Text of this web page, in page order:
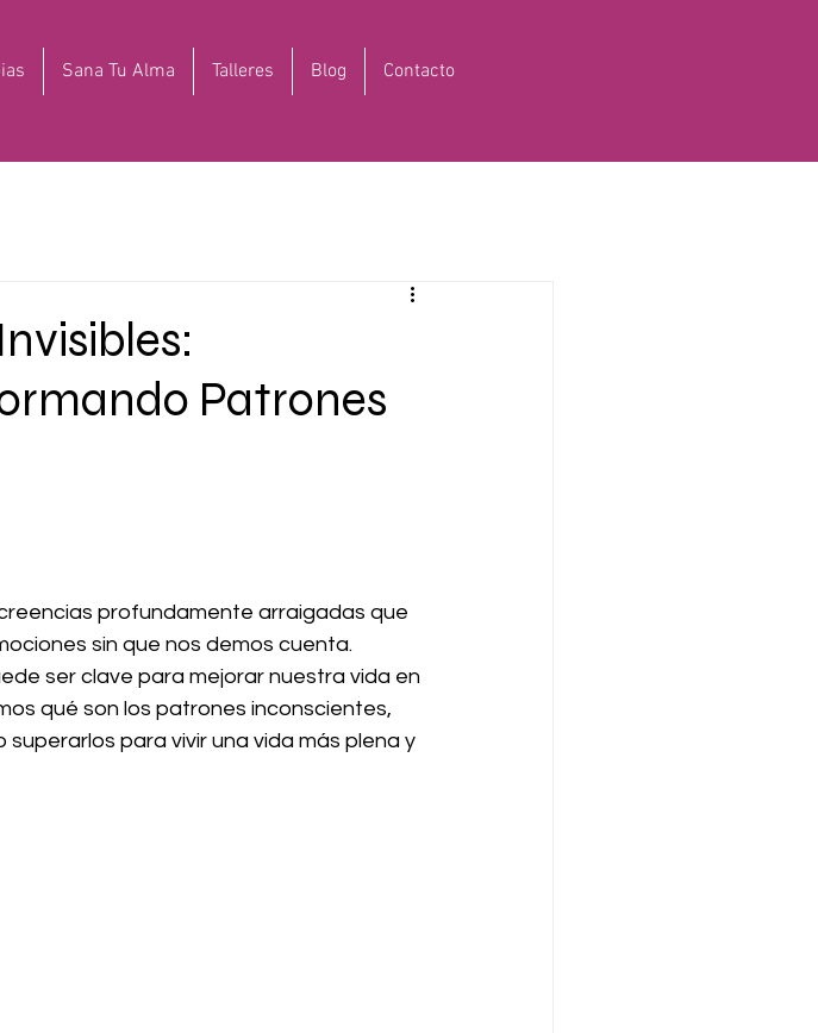
Sana Tu Alma Talleres Blog Contacto
Patrones
profundamente arraigadas que
sin que nos demos cuenta.
ser clave para mejorar nuestra vida en
qué son los patrones inconscientes,
para vivir una vida más plena y